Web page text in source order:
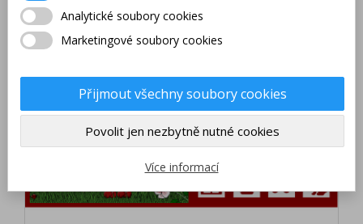
Analytické soubory cookies
Marketingové soubory cookies
Přijmout všechny soubory cookies
Povolit jen nezbytně nutné cookies
Více informací